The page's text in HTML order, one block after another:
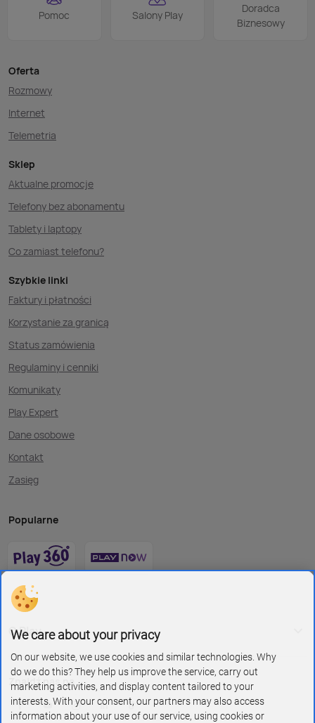
Pomoc Salony Play
Doradca
Biznesowy
Oferta
Rozmowy
Internet
Telemetria
Sklep
Aktualne promocje
Telefony bez abonamentu
Tablety i laptopy
Co zamiast telefonu?
Szybkie linki
Faktury i płatności
Korzystanie za granicą
Status zamówienia
Regulaminy i cenniki
Komunikaty
Play Expert
Dane osobowe
Kontakt
Zasięg
Popularne
O Play
Znajdź nas na
We care about your privacy
On our website, we use cookies and similar technologies. Why
do we do this? They help us improve the service, carry out
marketing activities, and display content tailored to your
interests. With your consent, our partners may also access
information about your use of our service, using cookies or